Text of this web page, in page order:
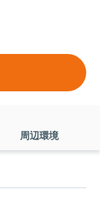
周辺環境